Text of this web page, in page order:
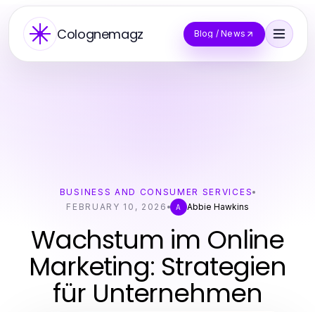
Colognemagz Blog / News
BUSINESS AND CONSUMER SERVICES
FEBRUARY 10, 2026
A Abbie Hawkins
Wachstum im Online
Marketing: Strategien
für Unternehmen